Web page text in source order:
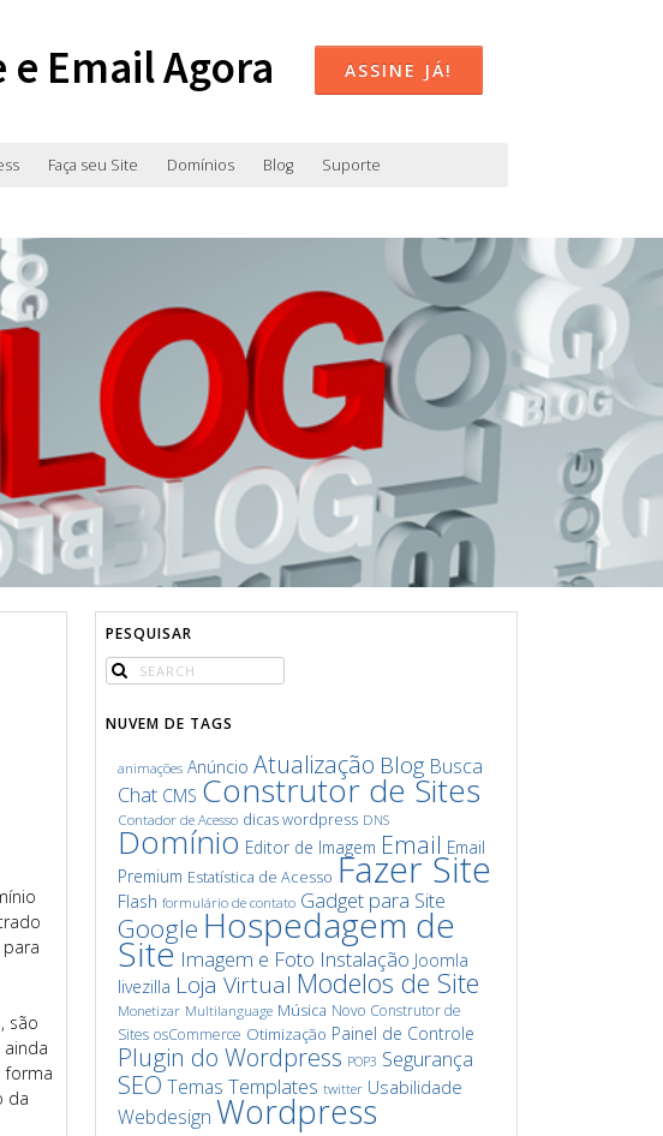
Email Agora ASSINE JÁ!
Faça seu Site Domínios Blog Suporte
são
forma
da
PESQUISAR
NUVEM DE TAGS
animações Anúncio Atualização Blog Busca
Chat CMS Construtor de Sites
Contador de Acesso dicas wordpress DNS
Domínio Editor de Imagem Email Email
Premium Estatística de Acesso Fazer Site
Flash formulário de contato Gadget para Site
Google Hospedagem de
Site Imagem e Foto Instalação Joomla
livezilla Loja Virtual Modelos de Site
Monetizar Multilanguage Música Novo Construtor de
Sites osCommerce Otimização Painel de Controle
Plugin do Wordpress POP3 Segurança
SEO Temas Templates twitter Usabilidade
Webdesign Wordpress